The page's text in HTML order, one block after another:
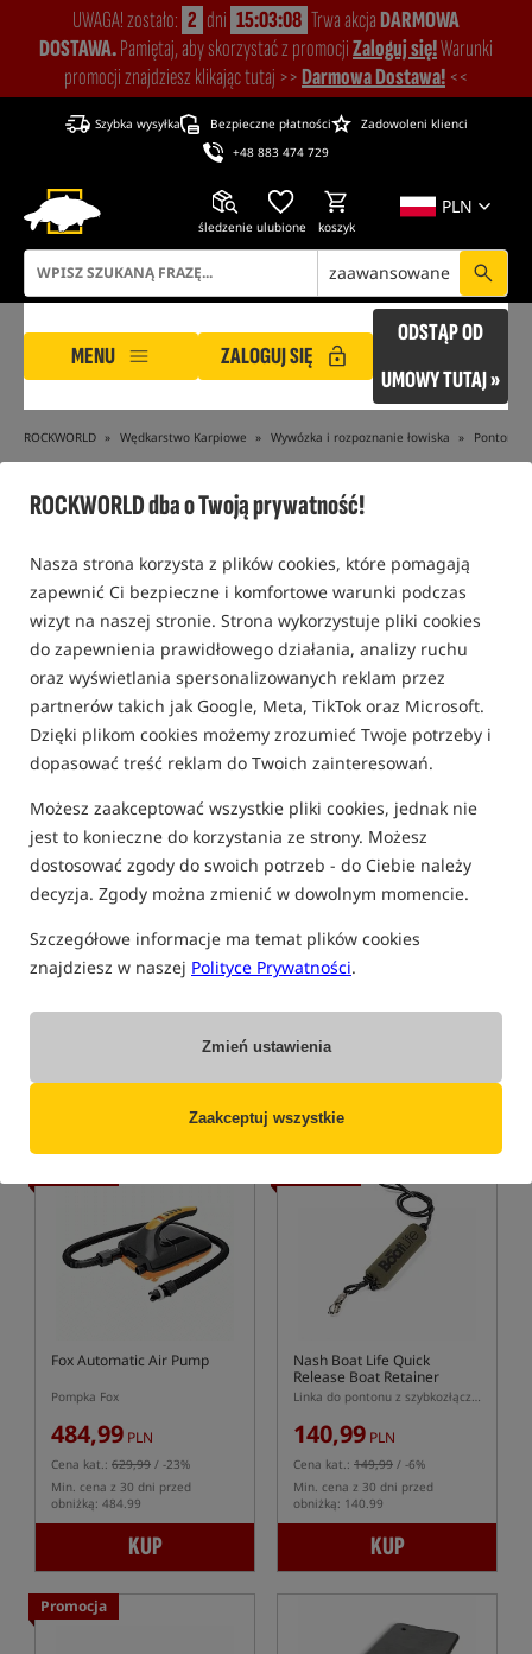
ROCKWORLD dba o Twoją prywatność!
Nasza strona korzysta z plików cookies, które pomagają
zapewnić Ci bezpieczne i komfortowe warunki podczas
wizyt na naszej stronie. Strona wykorzystuje pliki cookies
do zapewnienia prawidłowego działania, analizy ruchu
oraz wyświetlania spersonalizowanych reklam przez
partnerów takich jak Google, Meta, TikTok oraz Microsoft.
Dzięki plikom cookies możemy zrozumieć Twoje potrzeby i
dopasować treść reklam do Twoich zainteresowań.
Możesz zaakceptować wszystkie pliki cookies, jednak nie
jest to konieczne do korzystania ze strony. Możesz
dostosować zgody do swoich potrzeb - do Ciebie należy
decyzja. Zgody można zmienić w dowolnym momencie.
Szczegółowe informacje ma temat plików cookies
znajdziesz w naszej Polityce Prywatności.
Zmień ustawienia
Zaakceptuj wszystkie
UWAGA! zostało: 2 dni 15:03:08 Trwa akcjaDARMOWA
DOSTAWA.Pamiętaj, aby skorzystać z promocjiZaloguj się!Warunki
promocji znajdziesz klikając tutaj >>Darmowa Dostawa! <<
Szybka wysyłka Bezpieczne płatności
Zadowoleni klienci
+48 883 474 729
PLN
śledzenie ulubione koszyk
zaawansowane
MENU ZALOGUJ SIĘ
ODSTĄP OD
UMOWY TUTAJ »
ROCKWORLD Wędkarstwo Karpiowe Wywózka i rozpoznanie łowiska Pontony
FILTRUJ
AKCESORIA DO PONTONÓW
Bestseller! 5,0
Pompka Elektryczna Fox
Pump
Elektryczna pompka do pontonu
Fox Automatic Air Pump
Pompka Fox
484,99 PLN
Cena kat.: 629,99 / -23%
Min. cena z 30 dni przed
obniżką: 484.99
KUP
Nash Boat Life Quick
Release Boat Retainer
Linka do pontonu z szybkozłączem serii Nash Boat Life
140,99 PLN
Cena kat.: 149,99 / -6%
Min. cena z 30 dni przed
obniżką: 140.99
KUP
Promocja